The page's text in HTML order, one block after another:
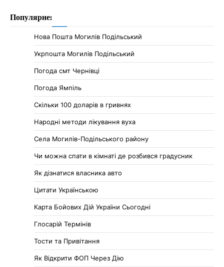
Популярне:
Нова Пошта Могилів Подільський
Укрпошта Могилів Подільський
Погода смт Чернівці
Погода Ямпіль
Cкільки 100 доларів в гривнях
Народні методи лікування вуха
Села Могилів-Подільського району
Чи можна спати в кімнаті де розбився градусник
Як дізнатися власника авто
Цитати Українською
Карта Бойових Дій України Сьогодні
Глосарій Термінів
Тости та Привітання
Як Відкрити ФОП Через Дію